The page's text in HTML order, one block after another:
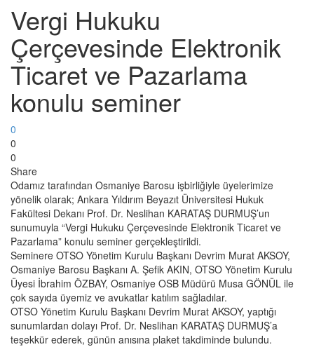
Vergi Hukuku
Çerçevesinde Elektronik
Ticaret ve Pazarlama
konulu seminer
0
0
0
Share
Odamız tarafından Osmaniye Barosu işbirliğiyle üyelerimize
yönelik olarak; Ankara Yıldırım Beyazıt Üniversitesi Hukuk
Fakültesi Dekanı Prof. Dr. Neslihan KARATAŞ DURMUŞ’un
sunumuyla “Vergi Hukuku Çerçevesinde Elektronik Ticaret ve
Pazarlama” konulu seminer gerçekleştirildi.
Seminere OTSO Yönetim Kurulu Başkanı Devrim Murat AKSOY,
Osmaniye Barosu Başkanı A. Şefik AKIN, OTSO Yönetim Kurulu
Üyesi İbrahim ÖZBAY, Osmaniye OSB Müdürü Musa GÖNÜL ile
çok sayıda üyemiz ve avukatlar katılım sağladılar.
OTSO Yönetim Kurulu Başkanı Devrim Murat AKSOY, yaptığı
sunumlardan dolayı Prof. Dr. Neslihan KARATAŞ DURMUŞ’a
teşekkür ederek, günün anısına plaket takdiminde bulundu.